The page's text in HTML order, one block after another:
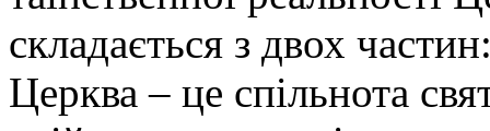
складається з двох
Церква – це спільнота